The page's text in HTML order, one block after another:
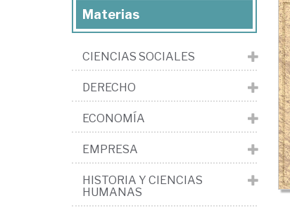
Materias
CIENCIAS SOCIALES
DERECHO
ECONOMÍA
EMPRESA
HISTORIA Y CIENCIAS
HUMANAS